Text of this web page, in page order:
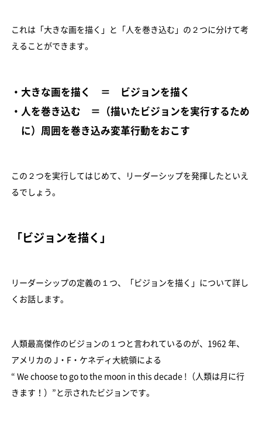
これは「大きな画を描く」と「人を巻き込む」の２つに分けて考
えることができます。
・大きな画を描く ＝ ビジョンを描く
・人を巻き込む ＝（描いたビジョンを実行するため
に）周囲を巻き込み変革行動をおこす
この２つを実行してはじめて、リーダーシップを発揮したといえ
るでしょう。
「ビジョンを描く」
リーダーシップの定義の１つ、「ビジョンを描く」について詳し
くお話します。
人類最高傑作のビジョンの１つと言われているのが、1962 年、
アメリカの J・F・ケネディ大統領による
“ We choose to go to the moon in this decade !（人類は月に行
きます！）”と示されたビジョンです。